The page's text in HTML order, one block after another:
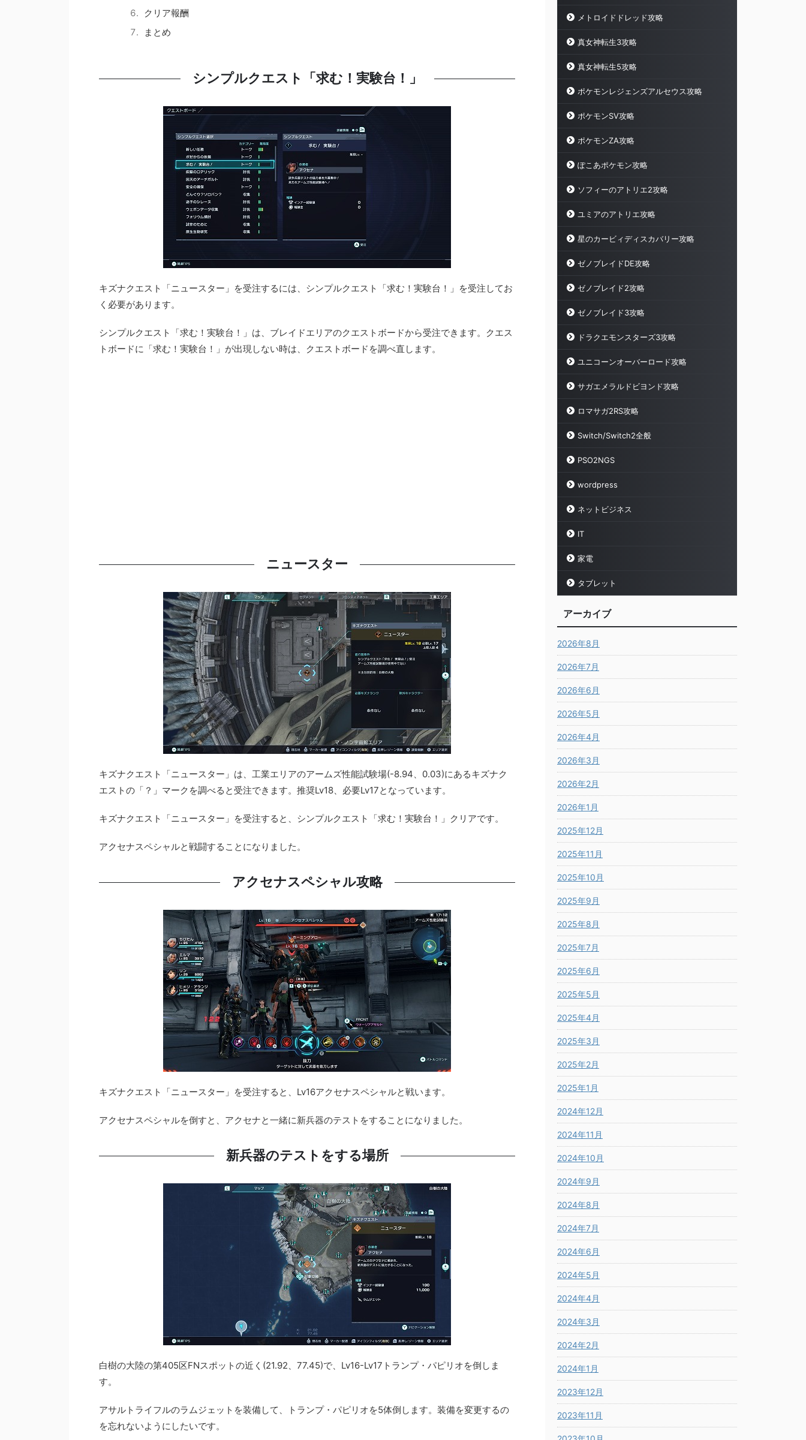
クリア報酬
まとめ
シンプルクエスト「求む！実験台！」
キズナクエスト「ニュースター」を受注するには、シンプルクエスト「求む！実験台！」を受注してお
く必要があります。
シンプルクエスト「求む！実験台！」は、ブレイドエリアのクエストボードから受注できます。クエス
トボードに「求む！実験台！」が出現しない時は、クエストボードを調べ直します。
ニュースター
キズナクエスト「ニュースター」は、工業エリアのアームズ性能試験場(-8.94、0.03)にあるキズナク
エストの「？」マークを調べると受注できます。推奨Lv18、必要Lv17となっています。
キズナクエスト「ニュースター」を受注すると、シンプルクエスト「求む！実験台！」クリアです。
アクセナスペシャルと戦闘することになりました。
アクセナスペシャル攻略
キズナクエスト「ニュースター」を受注すると、Lv16アクセナスペシャルと戦います。
アクセナスペシャルを倒すと、アクセナと一緒に新兵器のテストをすることになりました。
新兵器のテストをする場所
白樹の大陸の第405区FNスポットの近く(21.92、77.45)で、Lv16-Lv17トランプ・パピリオを倒しま
す。
アサルトライフルのラムジェットを装備して、トランプ・パピリオを5体倒します。装備を変更するの
を忘れないようにしたいです。
メトロイドドレッド攻略
真女神転生3攻略
真女神転生5攻略
ポケモンレジェンズアルセウス攻略
ポケモンSV攻略
ポケモンZA攻略
ぽこあポケモン攻略
ソフィーのアトリエ2攻略
ユミアのアトリエ攻略
星のカービィディスカバリー攻略
ゼノブレイドDE攻略
ゼノブレイド2攻略
ゼノブレイド3攻略
ドラクエモンスターズ3攻略
ユニコーンオーバーロード攻略
サガエメラルドビヨンド攻略
ロマサガ2RS攻略
Switch/Switch2全般
PSO2NGS
wordpress
ネットビジネス
IT
家電
タブレット
アーカイブ
2026年8月
2026年7月
2026年6月
2026年5月
2026年4月
2026年3月
2026年2月
2026年1月
2025年12月
2025年11月
2025年10月
2025年9月
2025年8月
2025年7月
2025年6月
2025年5月
2025年4月
2025年3月
2025年2月
2025年1月
2024年12月
2024年11月
2024年10月
2024年9月
2024年8月
2024年7月
2024年6月
2024年5月
2024年4月
2024年3月
2024年2月
2024年1月
2023年12月
2023年11月